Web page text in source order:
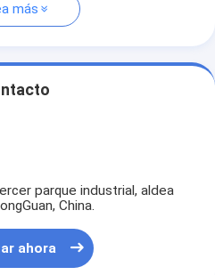
más
parque industrial, aldea
China.
ahora